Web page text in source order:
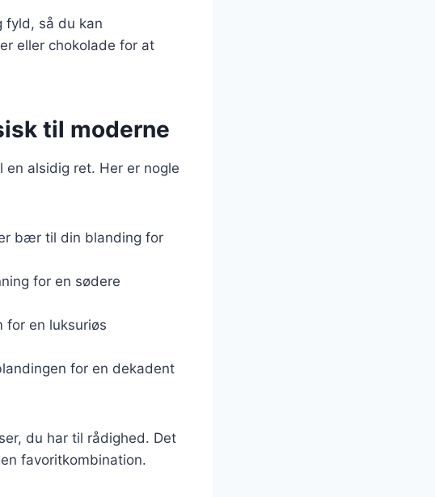
fyld, så du kan
eller chokolade for at
til moderne
alsidig ret. Her er nogle
bær til din blanding for
for en sødere
for en luksuriøs
for en dekadent
du har til rådighed. Det
favoritkombination.